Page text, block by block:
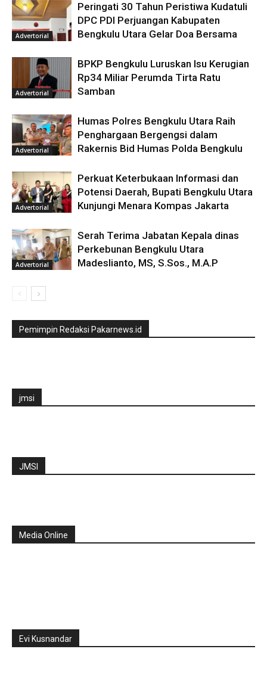
Advertorial
Peringati 30 Tahun Peristiwa Kudatuli
DPC PDI Perjuangan Kabupaten
Bengkulu Utara Gelar Doa Bersama
Advertorial
BPKP Bengkulu Luruskan Isu Kerugian
Rp34 Miliar Perumda Tirta Ratu
Samban
Advertorial
Humas Polres Bengkulu Utara Raih
Penghargaan Bergengsi dalam
Rakernis Bid Humas Polda Bengkulu
Advertorial
Perkuat Keterbukaan Informasi dan
Potensi Daerah, Bupati Bengkulu Utara
Kunjungi Menara Kompas Jakarta
Advertorial
Serah Terima Jabatan Kepala dinas
Perkebunan Bengkulu Utara
Madeslianto, MS, S.Sos., M.A.P
Pemimpin Redaksi Pakarnews.id
jmsi
JMSI
Media Online
Evi Kusnandar